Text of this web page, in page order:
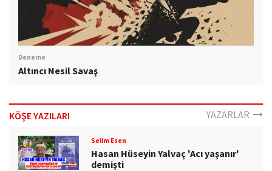
Deneme
Altıncı Nesil Savaş
KÖŞE YAZILARI YAZARLAR
Selim Esen
Hasan Hüseyin Yalvaç 'Acı yaşanır'
demişti